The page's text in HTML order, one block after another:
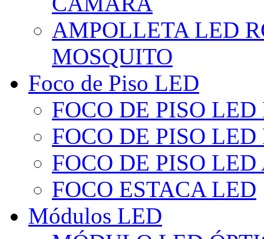
AMPOLLETA LED
MOSQUITO
Foco de Piso LED
FOCO DE PISO
FOCO DE PISO
FOCO DE PISO
FOCO ESTACA LED
Módulos LED